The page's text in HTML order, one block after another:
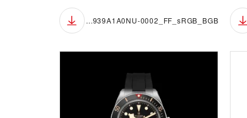
M7939A1A0NU-0002_FF_sRGB_BGB